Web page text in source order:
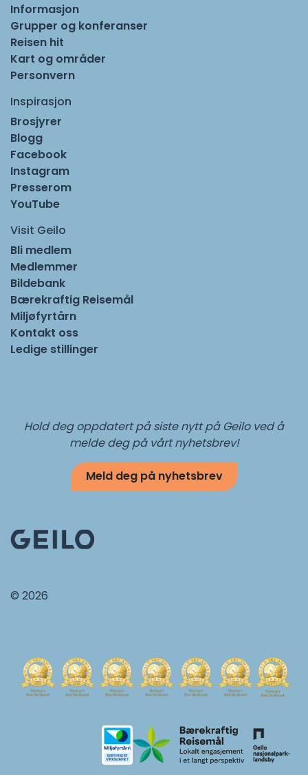
Informasjon
Grupper og konferanser
Reisen hit
Kart og områder
Personvern
Inspirasjon
Brosjyrer
Blogg
Facebook
Instagram
Presserom
YouTube
Visit Geilo
Bli medlem
Medlemmer
Bildebank
Bærekraftig Reisemål
Miljøfyrtårn
Kontakt oss
Ledige stillinger
Hold deg oppdatert på siste nytt på Geilo ved å
melde deg på vårt nyhetsbrev!
Meld deg på nyhetsbrev
© 2026